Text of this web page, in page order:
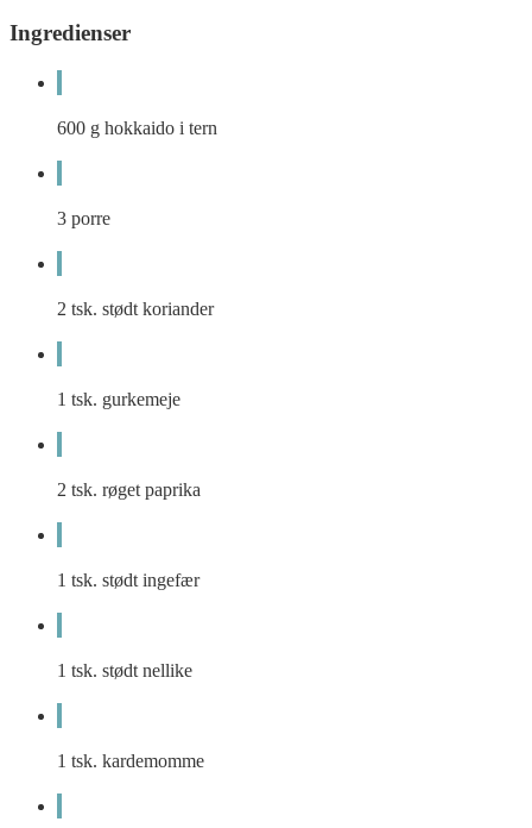
Ingredienser
600 g hokkaido i tern
3 porre
2 tsk. stødt koriander
1 tsk. gurkemeje
2 tsk. røget paprika
1 tsk. stødt ingefær
1 tsk. stødt nellike
1 tsk. kardemomme